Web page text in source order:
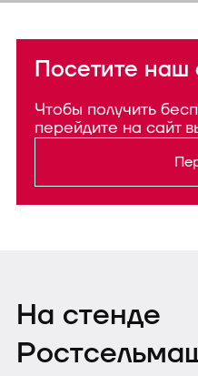
Посетите наш
Чтобы получить
перейдите на сайт
На стенде